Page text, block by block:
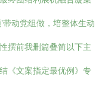
带动党组做，培整体生动
撰前我删篇叠简以下主
《文案指定最优例》专